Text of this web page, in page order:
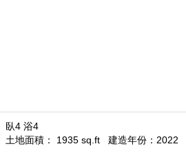
臥4 浴4
土地面積： 1935 sq.ft
建造年份：2022